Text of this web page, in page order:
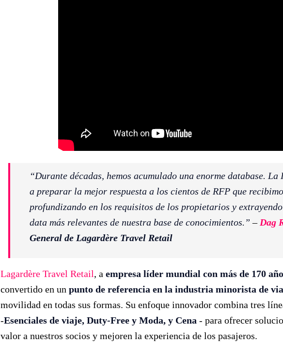
“Durante décadas, hemos acumulado una enorme database. La
a preparar la mejor respuesta a los cientos de RFP que
profundizando en los requisitos de los propietarios y
data más relevantes de nuestra base de conocimientos.” – Dag
General de Lagardère Travel Retail
Lagardère Travel Retail, a empresa líder mundial con más de 170
convertido en un punto de referencia en la industria minorista de
movilidad en todas sus formas. Su enfoque innovador combina tres
-Esenciales de viaje, Duty-Free y Moda, y Cena - para ofrecer
valor a nuestros socios y mejoren la experiencia de los pasajeros.